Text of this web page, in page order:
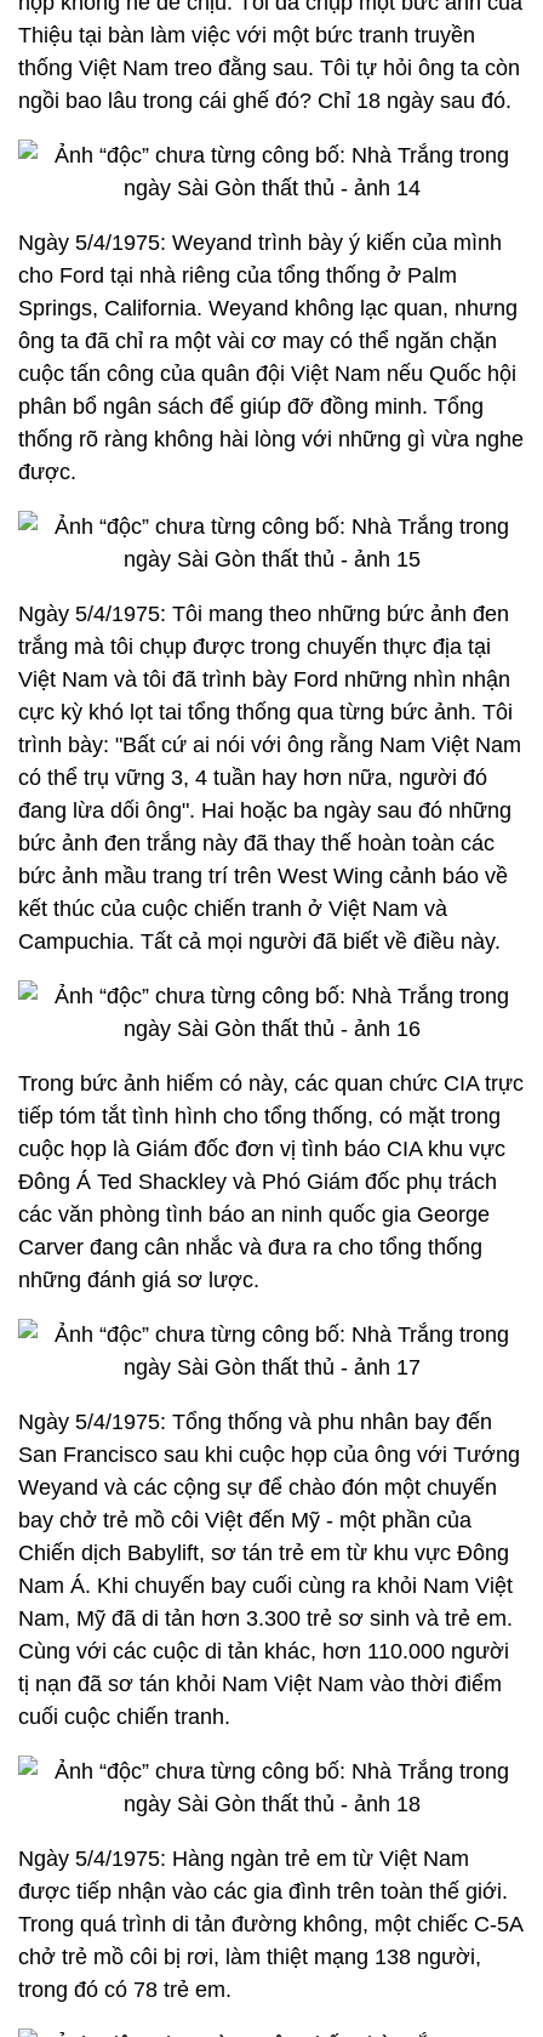
Thiệu tại bàn làm việc với một bức tranh truyền
thống Việt Nam treo đằng sau. Tôi tự hỏi ông ta còn
ngồi bao lâu trong cái ghế đó? Chỉ 18 ngày sau đó.
Ngày 5/4/1975: Weyand trình bày ý kiến của mình
cho Ford tại nhà riêng của tổng thống ở Palm
Springs, California. Weyand không lạc quan, nhưng
ông ta đã chỉ ra một vài cơ may có thể ngăn chặn
cuộc tấn công của quân đội Việt Nam nếu Quốc hội
phân bổ ngân sách để giúp đỡ đồng minh. Tổng
thống rõ ràng không hài lòng với những gì vừa nghe
được.
Ngày 5/4/1975: Tôi mang theo những bức ảnh đen
trắng mà tôi chụp được trong chuyến thực địa tại
Việt Nam và tôi đã trình bày Ford những nhìn nhận
cực kỳ khó lọt tai tổng thống qua từng bức ảnh. Tôi
trình bày: "Bất cứ ai nói với ông rằng Nam Việt Nam
có thể trụ vững 3, 4 tuần hay hơn nữa, người đó
đang lừa dối ông". Hai hoặc ba ngày sau đó những
bức ảnh đen trắng này đã thay thế hoàn toàn các
bức ảnh mầu trang trí trên West Wing cảnh báo về
kết thúc của cuộc chiến tranh ở Việt Nam và
Campuchia. Tất cả mọi người đã biết về điều này.
Trong bức ảnh hiếm có này, các quan chức CIA trực
tiếp tóm tắt tình hình cho tổng thống, có mặt trong
cuộc họp là Giám đốc đơn vị tình báo CIA khu vực
Đông Á Ted Shackley và Phó Giám đốc phụ trách
các văn phòng tình báo an ninh quốc gia George
Carver đang cân nhắc và đưa ra cho tổng thống
những đánh giá sơ lược.
Ngày 5/4/1975: Tổng thống và phu nhân bay đến
San Francisco sau khi cuộc họp của ông với Tướng
Weyand và các cộng sự để chào đón một chuyến
bay chở trẻ mồ côi Việt đến Mỹ - một phần của
Chiến dịch Babylift, sơ tán trẻ em từ khu vực Đông
Nam Á. Khi chuyến bay cuối cùng ra khỏi Nam Việt
Nam, Mỹ đã di tản hơn 3.300 trẻ sơ sinh và trẻ em.
Cùng với các cuộc di tản khác, hơn 110.000 người
tị nạn đã sơ tán khỏi Nam Việt Nam vào thời điểm
cuối cuộc chiến tranh.
Ngày 5/4/1975: Hàng ngàn trẻ em từ Việt Nam
được tiếp nhận vào các gia đình trên toàn thế giới.
Trong quá trình di tản đường không, một chiếc C-5A
chở trẻ mồ côi bị rơi, làm thiệt mạng 138 người,
trong đó có 78 trẻ em.